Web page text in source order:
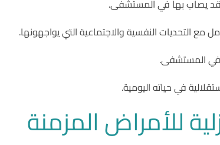
للأمراض المزمنة